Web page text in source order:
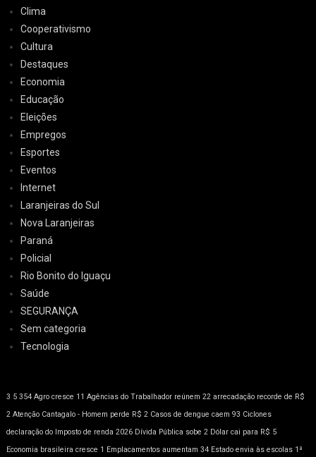
Clima
Cooperativismo
Cultura
Destaques
Economia
Educação
Eleições
Empregos
Esportes
Eventos
Internet
Laranjeiras do Sul
Nova Laranjeiras
Paraná
Policial
Rio Bonito do Iguaçu
Saúde
SEGURANÇA
Sem categoria
Tecnologia
3 5 354 Agro cresce 11 Agências do Trabalhador reúnem 22 arrecadação recorde de R$
2 Atenção Cantagalo - Homem perde R$ 2 Casos de dengue caem 93 Ciclones
declaração do Imposto de renda 2026 Dívida Pública sobe 2 Dólar cai para R$ 5
Economia brasileira cresce 1 Emplacamentos aumentam 34 Estado envia às escolas 1ª